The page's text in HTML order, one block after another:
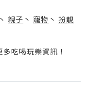
丶 親子 丶 寵物 丶 扮靚
吃喝玩樂資訊！